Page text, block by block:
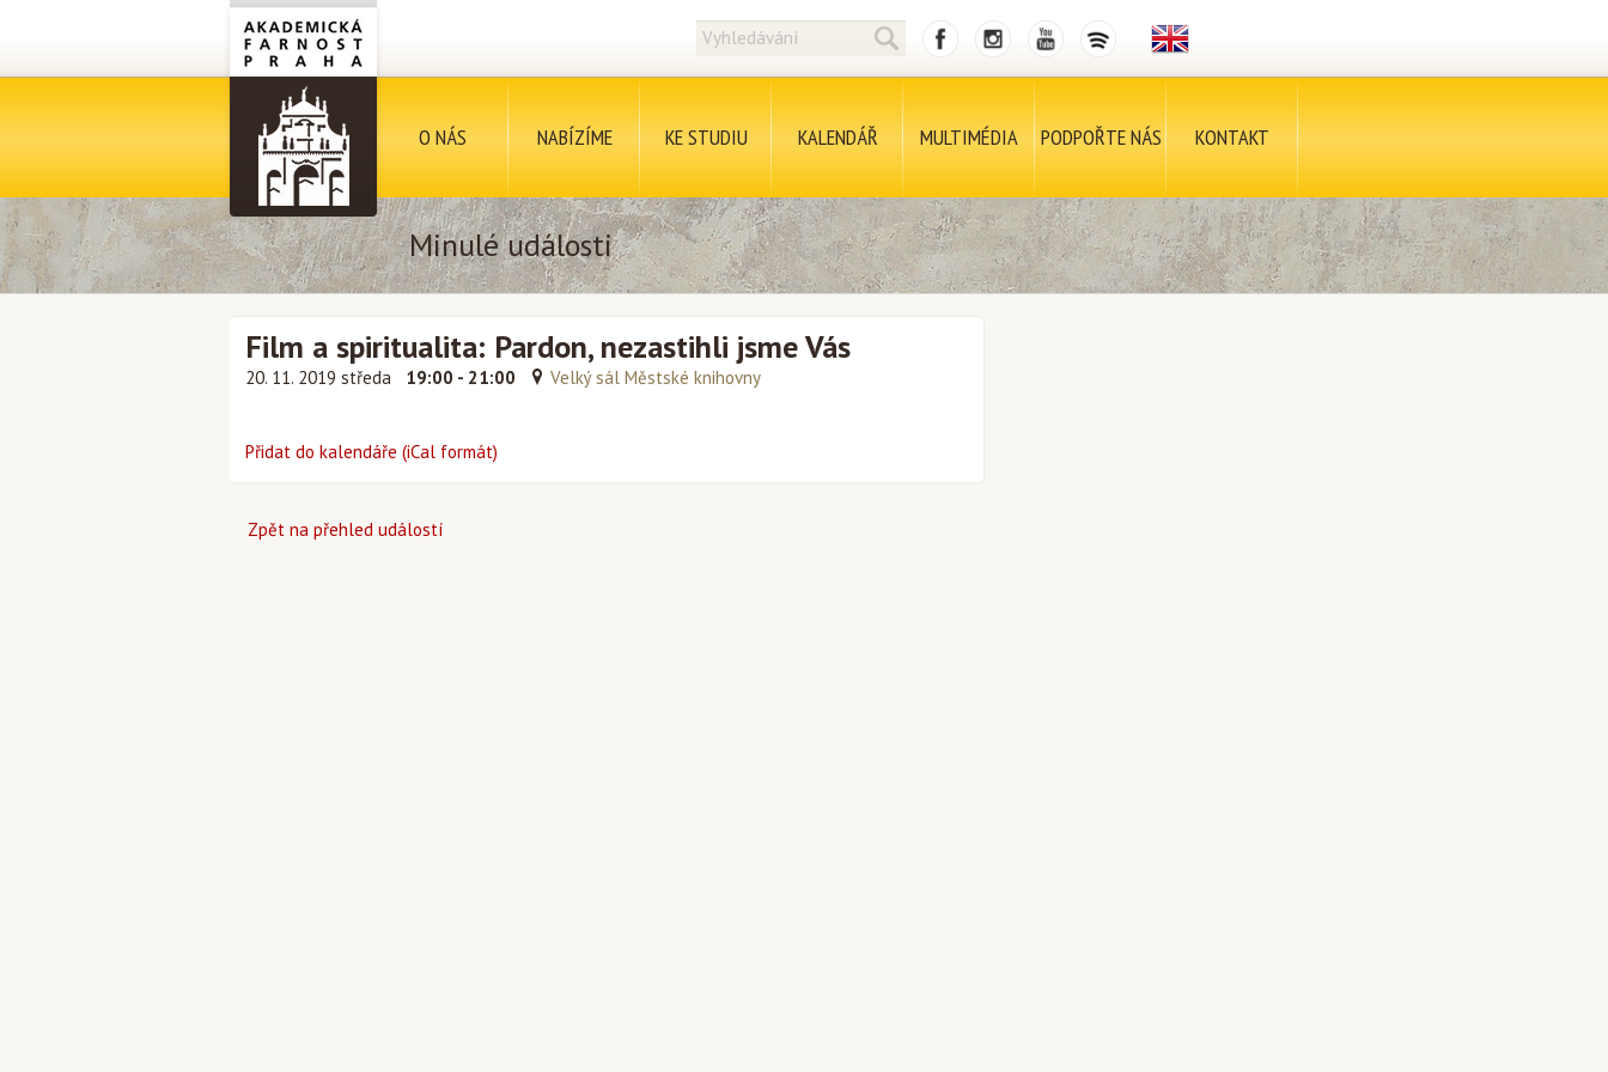
O NÁS NABÍZÍME KE STUDIU KALENDÁŘ MULTIMÉDIA PODPOŘTE NÁS KONTAKT
Minulé události
Film a spiritualita: Pardon, nezastihli jsme Vás
20. 11. 2019 středa 19:00 - 21:00 Velký sál Městské knihovny
Přidat do kalendáře (iCal formát)
Zpět na přehled událostí